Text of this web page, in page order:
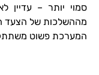
סמוי יותר –
מההשלכות של הצעד
המערכת פשוט